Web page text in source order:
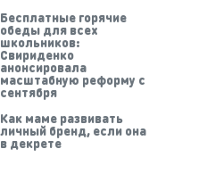
Бесплатные горячие
обеды для всех
школьников:
Свириденко
анонсировала
масштабную реформу с
сентября
Как маме развивать
личный бренд, если она
в декрете